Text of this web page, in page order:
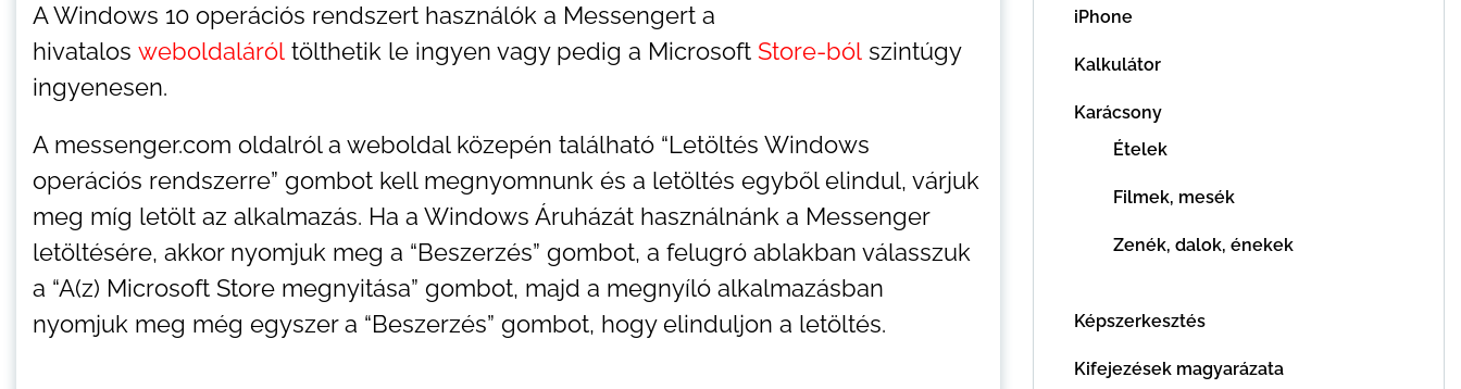
A Windows 10 operációs rendszert használók a Messengert a
hivatalos weboldaláról tölthetik le ingyen vagy pedig a Microsoft Store-ból szintúgy
ingyenesen.
A messenger.com oldalról a weboldal közepén található “Letöltés Windows
operációs rendszerre” gombot kell megnyomnunk és a letöltés egyből elindul, várjuk
meg míg letölt az alkalmazás. Ha a Windows Áruházát használnánk a Messenger
letöltésére, akkor nyomjuk meg a “Beszerzés” gombot, a felugró ablakban válasszuk
a “A(z) Microsoft Store megnyitása” gombot, majd a megnyíló alkalmazásban
nyomjuk meg még egyszer a “Beszerzés” gombot, hogy elinduljon a letöltés.
iPhone
Kalkulátor
Karácsony
Ételek
Filmek, mesék
Zenék, dalok, énekek
Képszerkesztés
Kifejezések magyarázata